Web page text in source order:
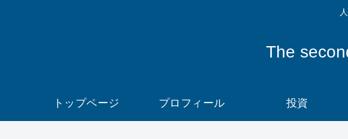
The
トップページ プロフィール 投資